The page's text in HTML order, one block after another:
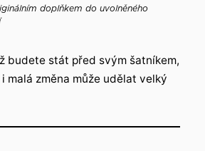
doplňkem do uvolněného
budete stát před svým šatníkem,
malá změna může udělat velký